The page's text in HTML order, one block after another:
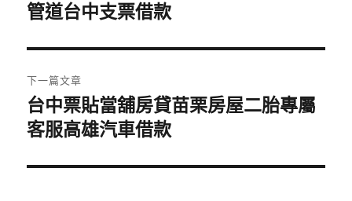
導
覽
一
文
章:
管道台中支票借款
下一篇文章
下
一
文
台中票貼當舖房貸苗栗房屋二胎專屬
客服高雄汽車借款